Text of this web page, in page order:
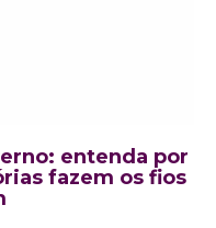
entenda por
fazem os fios